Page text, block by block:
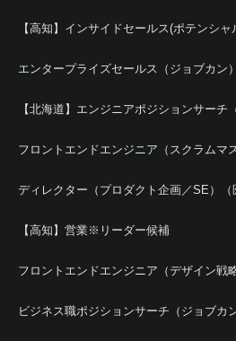
【高知】インサイドセールス(ポテンシャ
エンタープライズセールス（ジョブカン）
【北海道】エンジニアポジションサーチ
フロントエンドエンジニア（スクラムマ
ディレクター（プロダクト企画／SE）（
【高知】営業※リーダー候補
フロントエンドエンジニア（デザイン戦略
ビジネス職ポジションサーチ（ジョブカン